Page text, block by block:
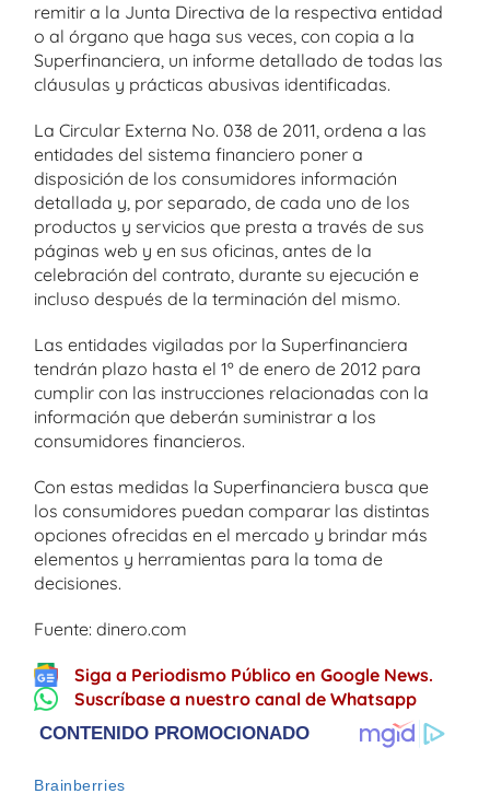
remitir a la Junta Directiva de la respectiva entidad
o al órgano que haga sus veces, con copia a la
Superfinanciera, un informe detallado de todas las
cláusulas y prácticas abusivas identificadas.
La Circular Externa No. 038 de 2011, ordena a las
entidades del sistema financiero poner a
disposición de los consumidores información
detallada y, por separado, de cada uno de los
productos y servicios que presta a través de sus
páginas web y en sus oficinas, antes de la
celebración del contrato, durante su ejecución e
incluso después de la terminación del mismo.
Las entidades vigiladas por la Superfinanciera
tendrán plazo hasta el 1º de enero de 2012 para
cumplir con las instrucciones relacionadas con la
información que deberán suministrar a los
consumidores financieros.
Con estas medidas la Superfinanciera busca que
los consumidores puedan comparar las distintas
opciones ofrecidas en el mercado y brindar más
elementos y herramientas para la toma de
decisiones.
Fuente: dinero.com
Siga a Periodismo Público en Google News.
Suscríbase a nuestro canal de Whatsapp